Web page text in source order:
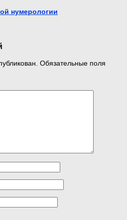
нумерологии
Обязательные поля